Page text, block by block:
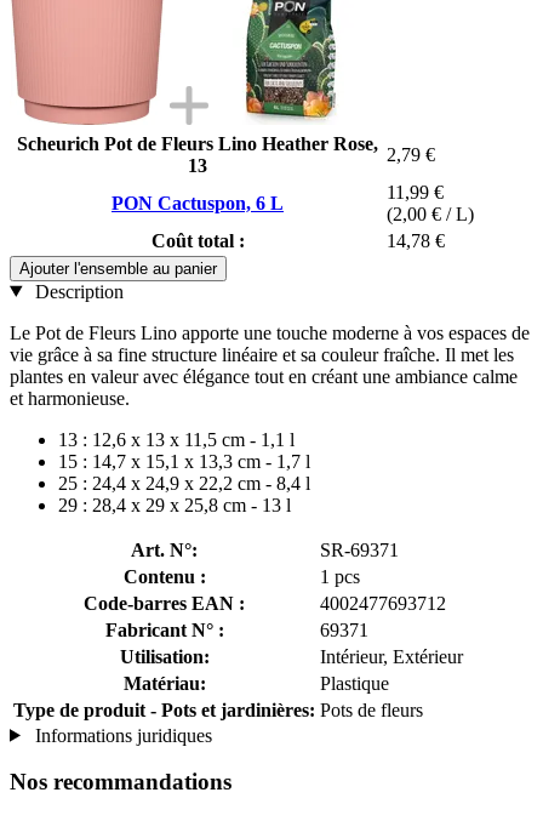
Scheurich Pot de Fleurs Lino Heather Rose,
13
2,79 €
PON Cactuspon, 6 L
11,99 €
(2,00 € / L)
Coût total :
14,78 €
Ajouter l'ensemble au panier
Description
Le Pot de Fleurs Lino apporte une touche moderne à vos espaces de
vie grâce à sa fine structure linéaire et sa couleur fraîche. Il met les
plantes en valeur avec élégance tout en créant une ambiance calme
et harmonieuse.
13 : 12,6 x 13 x 11,5 cm - 1,1 l
15 : 14,7 x 15,1 x 13,3 cm - 1,7 l
25 : 24,4 x 24,9 x 22,2 cm - 8,4 l
29 : 28,4 x 29 x 25,8 cm - 13 l
Art. N°:
SR-69371
Contenu :
1 pcs
Code-barres EAN :
4002477693712
Fabricant N° :
69371
Utilisation:
Intérieur, Extérieur
Matériau:
Plastique
Type de produit - Pots et jardinières: Pots de fleurs
Informations juridiques
Nos recommandations